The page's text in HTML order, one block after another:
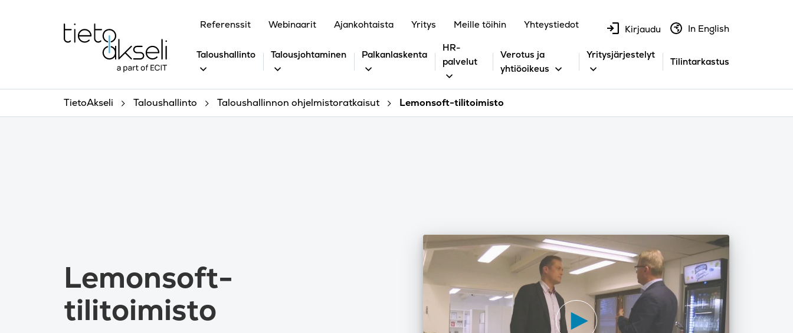
Referenssit Webinaarit Ajankohtaista Yritys Meille töihin Yhteystiedot Kirjaudu In English
Taloushallinto Talousjohtaminen Palkanlaskenta
HR-
palvelut
Verotus ja
yhtiöoikeus
Yritysjärjestelyt
Tilintarkastus
TietoAkseli Taloushallinto Taloushallinnon ohjelmistoratkaisut Lemonsoft-tilitoimisto
Lemonsoft-
tilitoimisto